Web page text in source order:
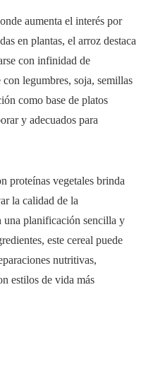
aumenta el interés por
en plantas, el arroz destaca
con infinidad de
legumbres, soja, semillas
como base de platos
y adecuados para
proteínas vegetales brinda
la calidad de la
una planificación sencilla y
este cereal puede
nutritivas,
estilos de vida más